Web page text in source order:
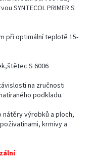
SYNTECOL PRIMER S
při optimální teplotě 15-
S 6006
na zručnosti
podkladu.
nátěry výrobků a ploch,
krmivy a